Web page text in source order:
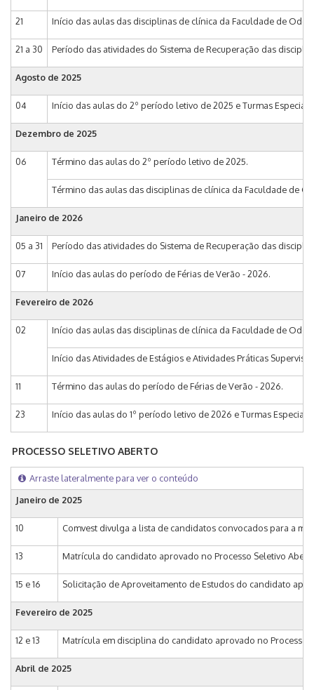
21 Início das aulas das disciplinas de clínica da Faculdade de
21 a 30 Período das atividades do Sistema de Recuperação das
Agosto de 2025
04 Início das aulas do 2º período letivo de 2025 e Turmas Especiais
Dezembro de 2025
06 Término das aulas do 2º período letivo de 2025.
Término das aulas das disciplinas de clínica da Faculdade de
Janeiro de 2026
05 a 31 Período das atividades do Sistema de Recuperação das
07 Início das aulas do período de Férias de Verão - 2026.
Fevereiro de 2026
02 Início das aulas das disciplinas de clínica da Faculdade de
Início das Atividades de Estágios e Atividades Práticas
11 Término das aulas do período de Férias de Verão - 2026.
23 Início das aulas do 1º período letivo de 2026 e Turmas Especiais
PROCESSO SELETIVO ABERTO
Arraste lateralmente para ver o conteúdo
Janeiro de 2025
10 Comvest divulga a lista de candidatos convocados para a
13 Matrícula do candidato aprovado no Processo Seletivo
15 e 16 Solicitação de Aproveitamento de Estudos do candidato
Fevereiro de 2025
12 e 13 Matrícula em disciplina do candidato aprovado no Processo
Abril de 2025